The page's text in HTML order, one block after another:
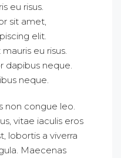
eu risus.
sit amet,
elit.
eu risus.
dapibus neque.
neque.
non congue leo.
vitae iaculis eros
lobortis a viverra
Maecenas